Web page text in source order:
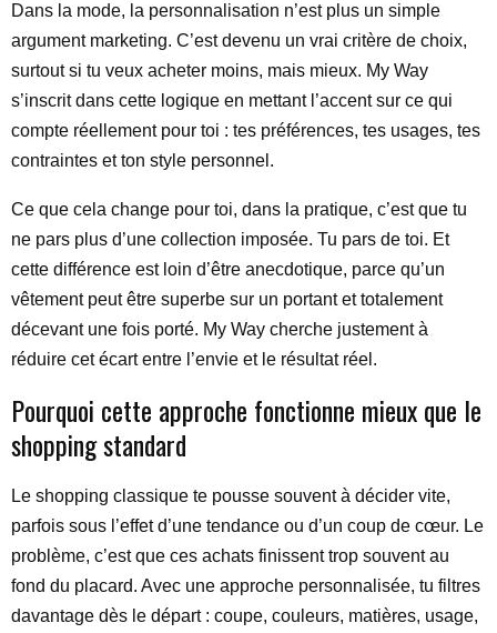
Dans la mode, la personnalisation n’est plus un simple
argument marketing. C’est devenu un vrai critère de choix,
surtout si tu veux acheter moins, mais mieux. My Way
s’inscrit dans cette logique en mettant l’accent sur ce qui
compte réellement pour toi : tes préférences, tes usages, tes
contraintes et ton style personnel.
Ce que cela change pour toi, dans la pratique, c’est que tu
ne pars plus d’une collection imposée. Tu pars de toi. Et
cette différence est loin d’être anecdotique, parce qu’un
vêtement peut être superbe sur un portant et totalement
décevant une fois porté. My Way cherche justement à
réduire cet écart entre l’envie et le résultat réel.
Pourquoi cette approche fonctionne mieux que le
shopping standard
Le shopping classique te pousse souvent à décider vite,
parfois sous l’effet d’une tendance ou d’un coup de cœur. Le
problème, c’est que ces achats finissent trop souvent au
fond du placard. Avec une approche personnalisée, tu filtres
davantage dès le départ : coupe, couleurs, matières, usage,